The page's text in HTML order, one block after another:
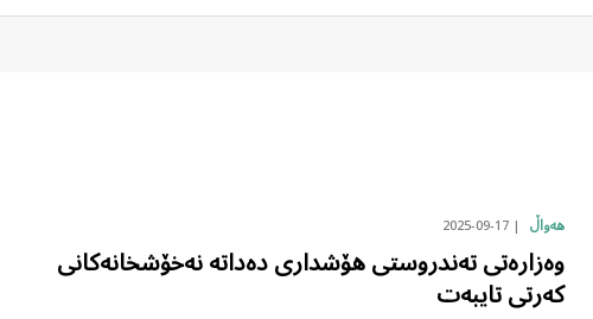
هەواڵ 2025-09-17
وەزارەتی تەندروستی هۆشداری دەداتە نەخۆشخانەکانی
کەرتی تایبەت